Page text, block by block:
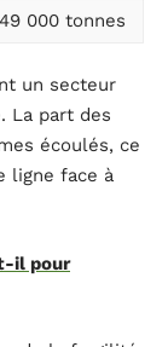
000 tonnes
un secteur
La part des
écoulés, ce
ligne face à
il pour